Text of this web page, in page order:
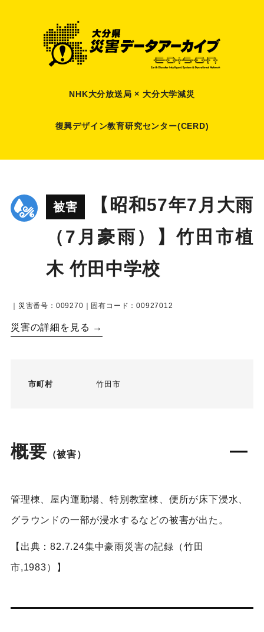
NHK大分放送局 × 大分大学減災
復興デザイン教育研究センター(CERD)
被害
【昭和57年7月大雨
（7月豪雨）】竹田市植
木 竹田中学校
｜災害番号：009270｜固有コード：00927012
災害の詳細を見る →
市町村 竹田市
概要 （被害）
管理棟、屋内運動場、特別教室棟、便所が床下浸水、
グラウンドの一部が浸水するなどの被害が出た。
【出典：82.7.24集中豪雨災害の記録（竹田
市,1983）】